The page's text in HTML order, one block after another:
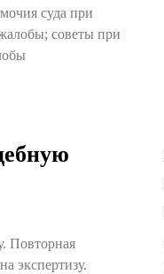
суда при
советы при
Повторная
экспертизу.